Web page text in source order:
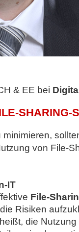
& EE bei
SHARING-
minimieren,
von File-
IT
File-
Risiken
die